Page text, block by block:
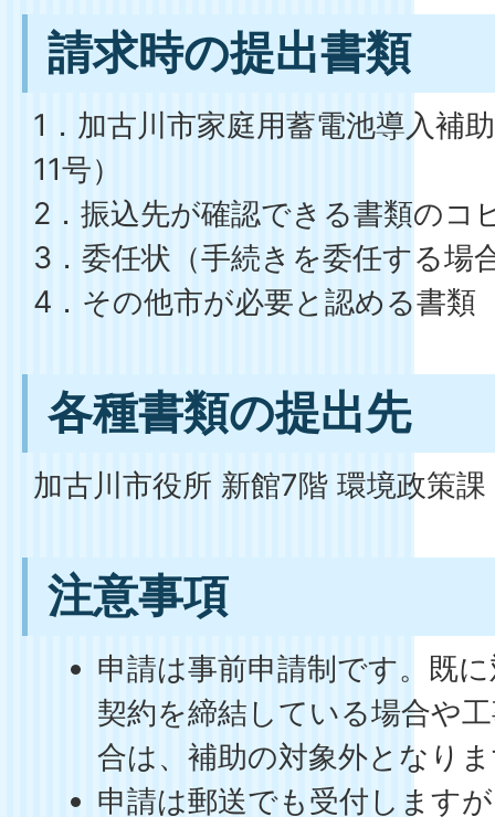
請求時の提出書類
1．加古川市家庭用蓄電池導入補
11号）
2．振込先が確認できる書類のコ
3．委任状（手続きを委任する場
4．その他市が必要と認める書類
各種書類の提出先
加古川市役所 新館7階 環境政策課
注意事項
申請は事前申請制です。既
契約を締結している場合や
合は、補助の対象外となり
申請は郵送でも受付します